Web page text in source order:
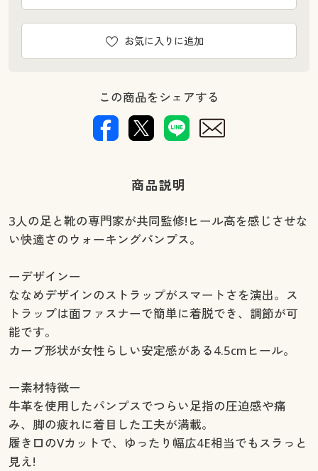
お気に入りに追加
この商品をシェアする
商品説明
3人の足と靴の専門家が共同監修!ヒール高を感じさせな
い快適さのウォーキングパンプス。
ーデザインー
ななめデザインのストラップがスマートさを演出。ス
トラップは面ファスナーで簡単に着脱でき、調節が可
能です。
カーブ形状が女性らしい安定感がある4.5cmヒール。
ー素材特徴ー
牛革を使用したパンプスでつらい足指の圧迫感や痛
み、脚の疲れに着目した工夫が満載。
履き口のVカットで、ゆったり幅広4E相当でもスラっと
見え!